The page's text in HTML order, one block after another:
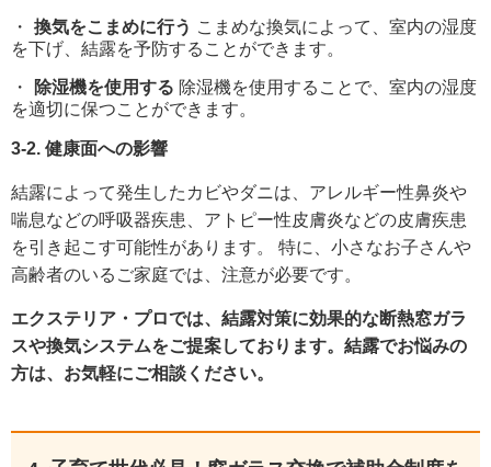
換気をこまめに行う こまめな換気によって、室内の湿度
を下げ、結露を予防することができます。
除湿機を使用する 除湿機を使用することで、室内の湿度
を適切に保つことができます。
3-2. 健康面への影響
結露によって発生したカビやダニは、アレルギー性鼻炎や
喘息などの呼吸器疾患、アトピー性皮膚炎などの皮膚疾患
を引き起こす可能性があります。 特に、小さなお子さんや
高齢者のいるご家庭では、注意が必要です。
エクステリア・プロでは、結露対策に効果的な断熱窓ガラ
スや換気システムをご提案しております。結露でお悩みの
方は、お気軽にご相談ください。